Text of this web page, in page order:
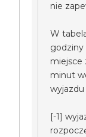
nie
W
godziny
miejsce
minut
[-1]